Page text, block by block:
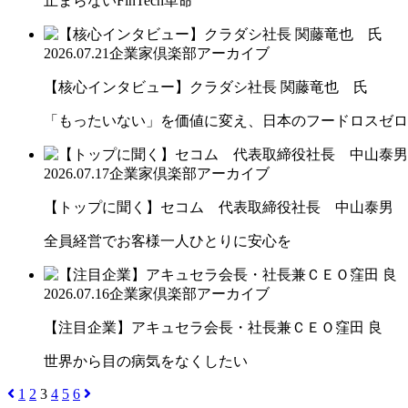
2026.07.21企業家倶楽部アーカイブ
【核心インタビュー】クラダシ社長 関藤竜也 氏
「もったいない」を価値に変え、日本のフードロスゼ
2026.07.17企業家倶楽部アーカイブ
【トップに聞く】セコム 代表取締役社長 中山泰男
全員経営でお客様一人ひとりに安心を
2026.07.16企業家倶楽部アーカイブ
【注目企業】アキュセラ会長・社長兼ＣＥＯ窪田 良
世界から目の病気をなくしたい
1 2 3 4 5 6